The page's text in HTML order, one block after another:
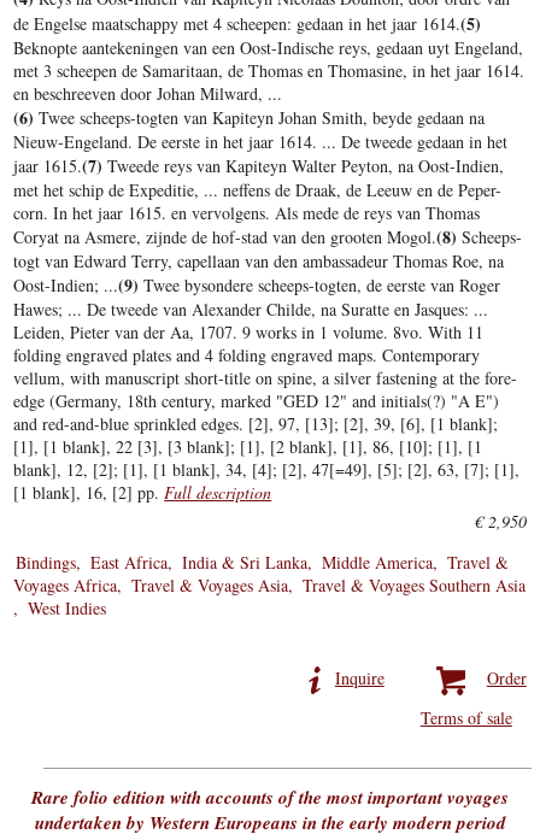
de Engelse maatschappy met 4 scheepen: gedaan in het jaar 1614.(5)
Beknopte aantekeningen van een Oost-Indische reys, gedaan uyt Engeland,
met 3 scheepen de Samaritaan, de Thomas en Thomasine, in het jaar 1614.
en beschreeven door Johan Milward, ...
(6) Twee scheeps-togten van Kapiteyn Johan Smith, beyde gedaan na
Nieuw-Engeland. De eerste in het jaar 1614. ... De tweede gedaan in het
jaar 1615.(7) Tweede reys van Kapiteyn Walter Peyton, na Oost-Indien,
met het schip de Expeditie, ... neffens de Draak, de Leeuw en de Peper-
corn. In het jaar 1615. en vervolgens. Als mede de reys van Thomas
Coryat na Asmere, zijnde de hof-stad van den grooten Mogol.(8)Scheeps-
togt van Edward Terry, capellaan van den ambassadeur Thomas Roe, na
Oost-Indien; ...(9) Twee bysondere scheeps-togten, de eerste van Roger
Hawes; ... De tweede van Alexander Childe, na Suratte en Jasques: ...
Leiden, Pieter van der Aa, 1707. 9 works in 1 volume. 8vo. With 11
folding engraved plates and 4 folding engraved maps. Contemporary
vellum, with manuscript short-title on spine, a silver fastening at the fore-
edge (Germany, 18th century, marked "GED 12" and initials(?) "A E")
and red-and-blue sprinkled edges. [2], 97, [13]; [2], 39, [6], [1 blank];
[1], [1 blank], 22 [3], [3 blank]; [1], [2 blank], [1], 86, [10]; [1], [1
blank], 12, [2]; [1], [1 blank], 34, [4]; [2], 47[=49], [5]; [2], 63, [7]; [1],
[1 blank], 16, [2] pp.Full description
€ 2,950
Bindings
East Africa India & Sri Lanka Middle America
Travel &
Voyages Africa
Travel & Voyages Asia
Travel & Voyages Southern Asia
West Indies
Order
Inquire
Terms of sale
Rare folio edition with accounts of the most important voyages
undertaken by Western Europeans in the early modern period